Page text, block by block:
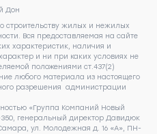
Дон
строительству жилых и нежилых
Вся предоставляемая на сайте
характеристик, наличия и
и ни при каких условиях не
положениями ст.437(2)
любого материала из настоящего
разрешения администрации
«Группа Компаний Новый
генеральный директор Давидюк
ул. Молодежная д. 16 «А», ПН-